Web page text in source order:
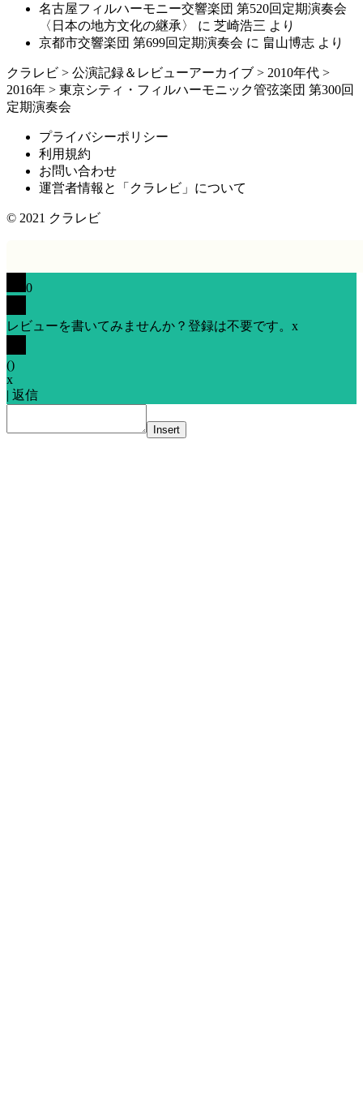
名古屋フィルハーモニー交響楽団 第520回定期演奏会
〈日本の地方文化の継承〉
に 芝崎浩三 より
京都市交響楽団 第699回定期演奏会 に 畠山博志 より
クラレビ > 公演記録＆レビューアーカイブ > 2010年代 >
2016年 > 東京シティ・フィルハーモニック管弦楽団 第300回
定期演奏会
プライバシーポリシー
利用規約
お問い合わせ
運営者情報と「クラレビ」について
© 2021 クラレビ
0
レビューを書いてみませんか？登録は不要です。 x
()
x
| 返信
Insert